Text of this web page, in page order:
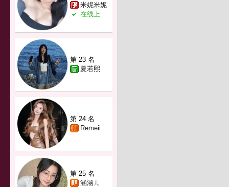
米妮米妮
在线上
第 23 名
夏若熙
第 24 名
Remeii
第 25 名
涵涵ㄦ